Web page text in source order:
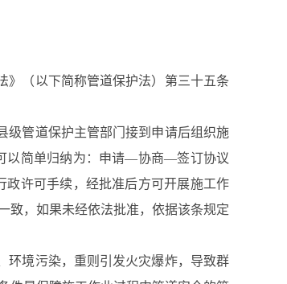
》（以下简称管道保护法）第三十五条
级管道保护主管部门接到申请后组织施
以简单归纳为：申请—协商—签订协议
许可手续，经批准后方可开展施工作
致，如果未经依法批准，依据该条规定
环境污染，重则引发火灾爆炸，导致群